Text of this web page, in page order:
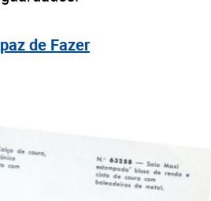
de Fazer